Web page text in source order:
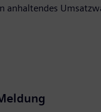
anhaltendes